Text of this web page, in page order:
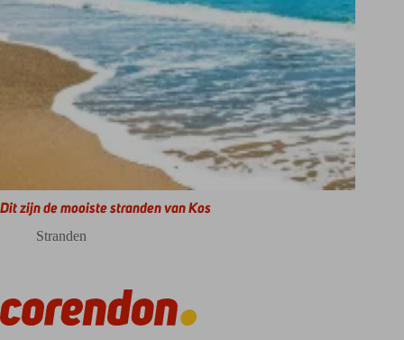
Dit zijn de mooiste stranden van Kos
Stranden